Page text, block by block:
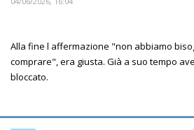
Alla fine l affermazione "non abbiamo
comprare", era giusta. Già a suo tempo
bloccato.